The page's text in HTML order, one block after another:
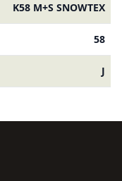
K58 M+S SNOWTEX
58
J